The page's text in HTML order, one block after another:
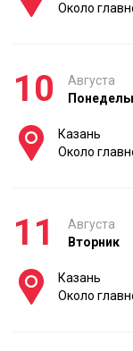
Около
10
Августа
Казань
Около
11
Августа
Вторник
Казань
Около